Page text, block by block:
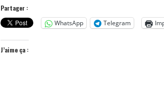
Partager :
WhatsApp
Telegram
J’aime ça :